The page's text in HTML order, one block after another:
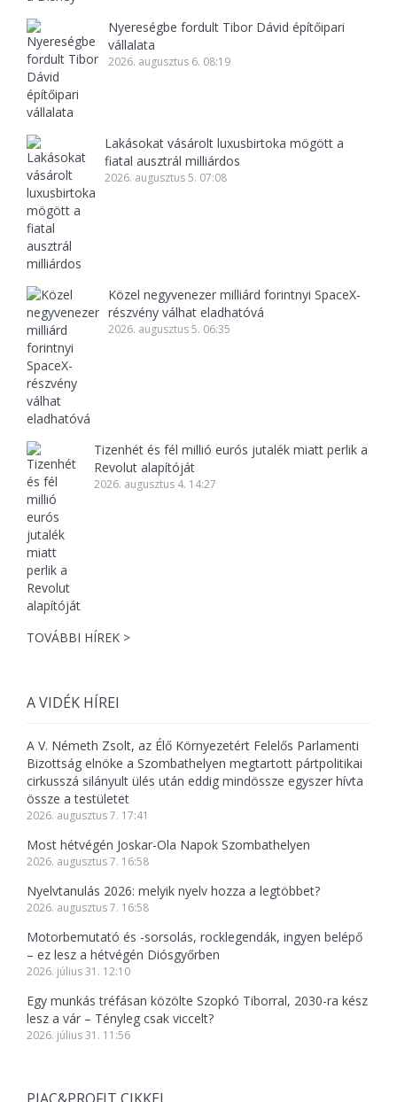
Nyereségbe fordult Tibor Dávid építőipari
vállalata
2026. augusztus 6. 08:19
Lakásokat vásárolt luxusbirtoka mögött a
fiatal ausztrál milliárdos
2026. augusztus 5. 07:08
Közel negyvenezer milliárd forintnyi SpaceX-
részvény válhat eladhatóvá
2026. augusztus 5. 06:35
Tizenhét és fél millió eurós jutalék miatt perlik a
Revolut alapítóját
2026. augusztus 4. 14:27
TOVÁBBI HÍREK >
A VIDÉK HÍREI
A V. Németh Zsolt, az Élő Környezetért Felelős Parlamenti
Bizottság elnöke a Szombathelyen megtartott pártpolitikai
cirkusszá silányult ülés után eddig mindössze egyszer hívta
össze a testületet
2026. augusztus 7. 17:41
Most hétvégén Joskar-Ola Napok Szombathelyen
2026. augusztus 7. 16:58
Nyelvtanulás 2026: melyik nyelv hozza a legtöbbet?
2026. augusztus 7. 16:58
Motorbemutató és -sorsolás, rocklegendák, ingyen belépő
– ez lesz a hétvégén Diósgyőrben
2026. július 31. 12:10
Egy munkás tréfásan közölte Szopkó Tiborral, 2030-ra kész
lesz a vár – Tényleg csak viccelt?
2026. július 31. 11:56